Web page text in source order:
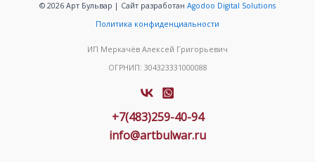
© 2026 Арт Бульвар | Сайт разработан Agodoo Digital Solutions
Политика конфиденциальности
ИП Меркачёв Алексей Григорьевич
ОГРНИП: 304323331000088
+7(483)259-40-94
info@artbulwar.ru